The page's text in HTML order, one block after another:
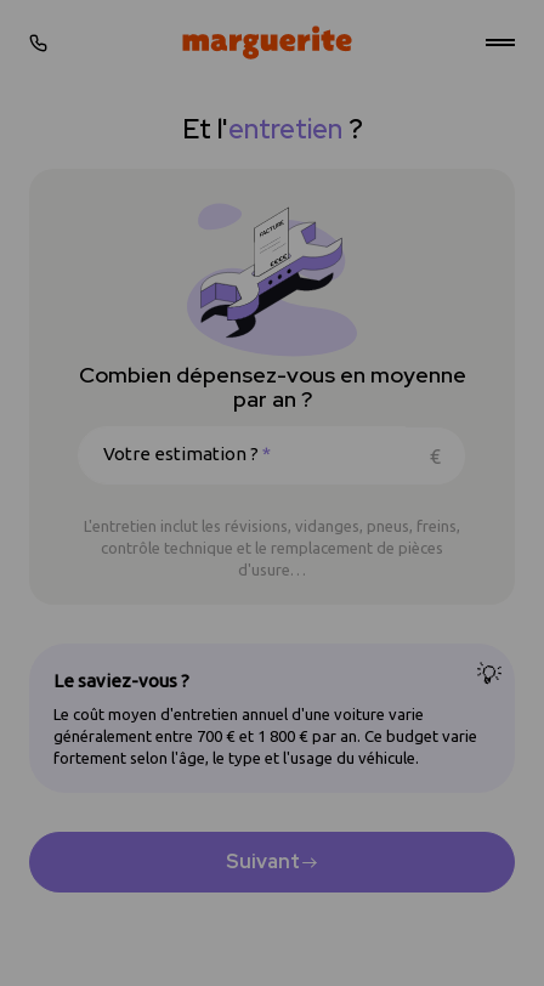
Simulateur
Professionnels
FAQ
Contact
Et l'entretien ?
Combien dépensez-vous en moyenne
par an ?
Votre estimation ? * €
L'entretien inclut les révisions, vidanges, pneus, freins,
contrôle technique et le remplacement de pièces
d'usure…
Le saviez-vous ?
Le coût moyen d'entretien annuel d'une voiture varie
généralement entre 700 € et 1 800 € par an. Ce budget varie
fortement selon l'âge, le type et l'usage du véhicule.
💡
Suivant